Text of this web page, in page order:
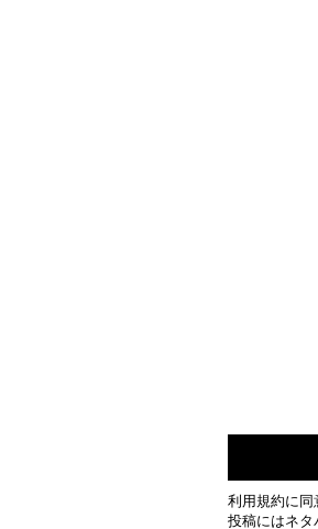
利用規約に同
投稿にはネタ